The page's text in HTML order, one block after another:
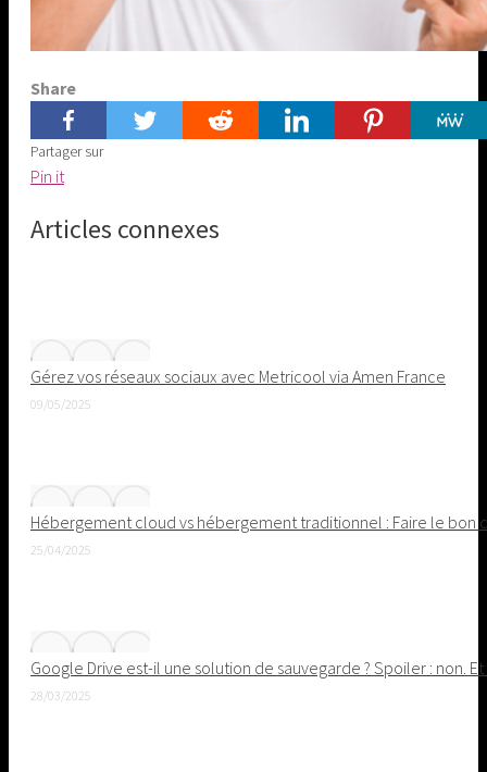
Share
Partager sur
Pin itShare
Pinterest
Articles connexes
Gérez vos réseaux sociaux avec Metricool via Amen France
09/05/2025
Hébergement cloud vs hébergement traditionnel : Faire le bon
25/04/2025
Google Drive est-il une solution de sauvegarde ? Spoiler : non.
28/03/2025